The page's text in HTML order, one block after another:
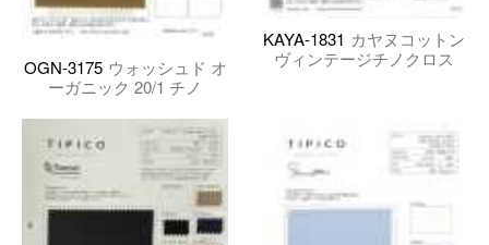
OGN-3175 ウォッシュド オ
ーガニック 20/1 チノ
KAYA-1831 カヤヌコットン
ヴィンテージチノクロス